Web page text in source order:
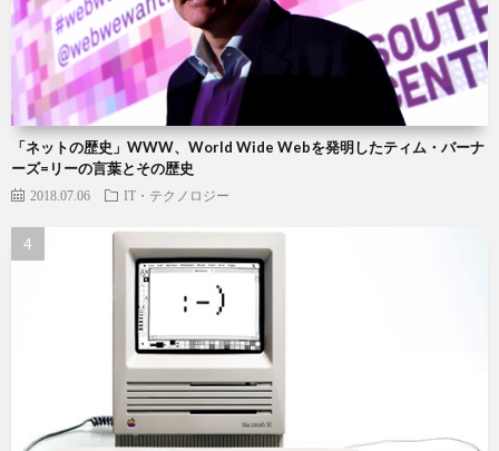
「ネットの歴史」WWW、World Wide Webを発明したティム・バーナ
ーズ=リーの言葉とその歴史
2018.07.06 IT・テクノロジー